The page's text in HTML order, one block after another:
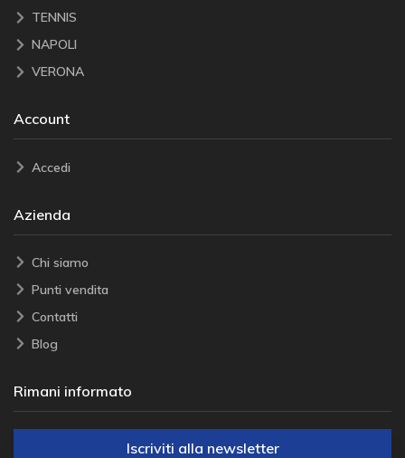
TENNIS
NAPOLI
VERONA
Account
Accedi
Azienda
Chi siamo
Punti vendita
Contatti
Blog
Rimani informato
Iscriviti alla newsletter